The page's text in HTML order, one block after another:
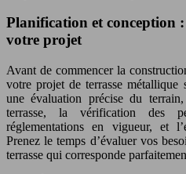
Planification et conception
votre projet
Avant de commencer la
votre projet de terrasse
une évaluation précise du
terrasse, la vérification des
réglementations en vigueur, et
Prenez le temps d’évaluer vos
terrasse qui corresponde